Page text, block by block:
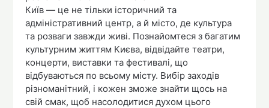
Київ — це не тільки історичний та
адміністративний центр, а й місто, де культура
та розваги завжди живі. Познайомтеся з багатим
культурним життям Києва, відвідайте театри,
концерти, виставки та фестивалі, що
відбуваються по всьому місту. Вибір заходів
різноманітний, і кожен зможе знайти щось на
свій смак, щоб насолодитися духом цього